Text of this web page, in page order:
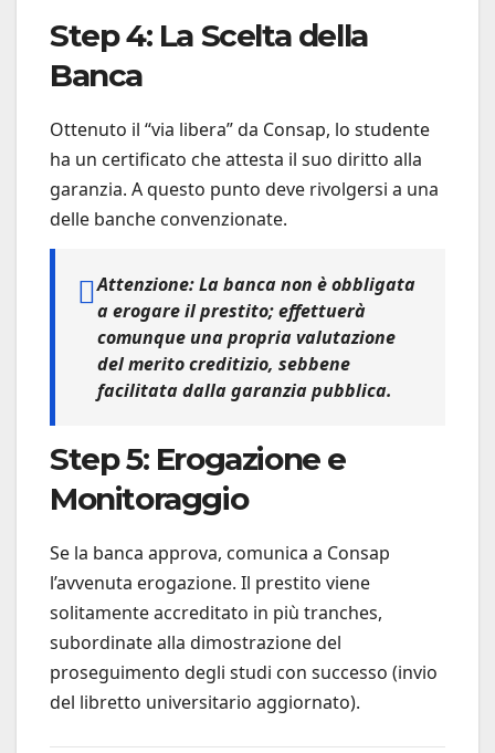
Step 4: La Scelta della
Banca
Ottenuto il “via libera” da Consap, lo studente
ha un certificato che attesta il suo diritto alla
garanzia. A questo punto deve rivolgersi a una
delle banche convenzionate.
Attenzione:La banca non è obbligata
a erogare il prestito; effettuerà
comunque una propria valutazione
del merito creditizio, sebbene
facilitata dalla garanzia pubblica.
Step 5: Erogazione e
Monitoraggio
Se la banca approva, comunica a Consap
l’avvenuta erogazione. Il prestito viene
solitamente accreditato in più tranches,
subordinate alla dimostrazione del
proseguimento degli studi con successo (invio
del libretto universitario aggiornato).